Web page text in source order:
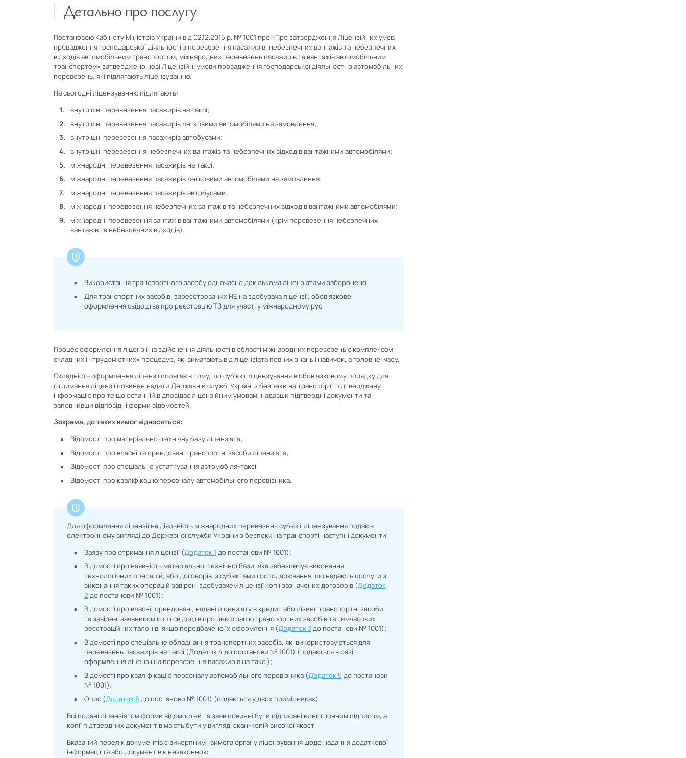
Детально про послугу
Постановою Кабінету Міністрів України від 02.12.2015 р. № 1001 про «Про затвердження Ліцензійних умов
провадження господарської діяльності з перевезення пасажирів, небезпечних вантажів та небезпечних
відходів автомобільним транспортом, міжнародних перевезень пасажирів та вантажів автомобільним
транспортом» затверджено нові Ліцензійні умови провадження господарської діяльності із автомобільних
перевезень, які підлягають ліцензуванню.
На сьогодні ліцензуванню підлягають:
внутрішні перевезення пасажирів на таксі;
внутрішні перевезення пасажирів легковими автомобілями на замовлення;
внутрішні перевезення пасажирів автобусами;
внутрішні перевезення небезпечних вантажів та небезпечних відходів вантажними автомобілями;
міжнародні перевезення пасажирів на таксі;
міжнародні перевезення пасажирів легковими автомобілями на замовлення;
міжнародні перевезення пасажирів автобусами;
міжнародні перевезення небезпечних вантажів та небезпечних відходів вантажними автомобілями;
міжнародні перевезення вантажів вантажними автомобілями (крім перевезення небезпечних
вантажів та небезпечних відходів).
Використання транспортного засобу одночасно декількома ліцензіатами заборонено.
Для транспортних засобів, зареєстрованих НЕ на здобувача ліцензії, обов’язкове
оформлення свідоцтва про реєстрацію ТЗ для участі у міжнародному русі
Процес оформлення ліцензії на здійснення діяльності в області міжнародних перевезень є комплексом
складних і «трудомістких» процедур, які вимагають від ліцензіата певних знань і навичок, а головне, часу.
Складність оформлення ліцензії полягає в тому, що суб'єкт ліцензування в обов'язковому порядку для
отримання ліцензії повинен надати Державній службі Україні з безпеки на транспорті підтверджену
інформацію про те що останній відповідає ліцензійним умовам, надавши підтвердні документи та
заповнивши відповідні форми відомостей.
Зокрема, до таких вимог відносяться:
Відомості про матеріально-технічну базу ліцензіата;
Відомості про власні та орендовані транспортні засоби ліцензіата;
Відомості про спеціальне устаткування автомобіля-таксі
Відомості про кваліфікацію персоналу автомобільного перевізника.
Для оформлення ліцензії на діяльність міжнародних перевезень суб’єкт ліцензування подає в
електронному вигляді до Державної служби України з безпеки на транспорті наступні документи:
Заяву про отримання ліцензії (Додаток 1 до постанови № 1001);
Відомості про наявність матеріально-технічної бази, яка забезпечує виконання
технологічних операцій, або договорів із суб’єктами господарювання, що надають послуги з
виконання таких операцій завірені здобувачем ліцензії копії зазначених договорів (Додаток
2 до постанови № 1001);
Відомості про власні, орендовані, надані ліцензіату в кредит або лізинг транспортні засоби
та завірені заявником копії свідоцтв про реєстрацію транспортних засобів та тимчасових
реєстраційних талонів, якщо передбачено їх оформлення (Додаток 3до постанови № 1001);
Відомості про спеціальне обладнання транспортних засобів, які використовуються для
перевезень пасажирів на таксі (Додаток 4 до постанови № 1001) (подається в разі
оформлення ліцензії на перевезення пасажирів на таксі);
Відомості про кваліфікацію персоналу автомобільного перевізника (Додаток 5 до постанови
№ 1001);
Опис (Додаток 6до постанови № 1001) (подається у двох примірниках).
Всі подані ліцензіатом форми відомостей та заяв повинні бути підписані електронним підписом, а
копії підтвердних документів мають бути у вигляді скан-копій високої якості
Вказаний перелік документів є вичерпним і вимога органу ліцензування щодо надання додаткової
інформації та або документів є незаконною.